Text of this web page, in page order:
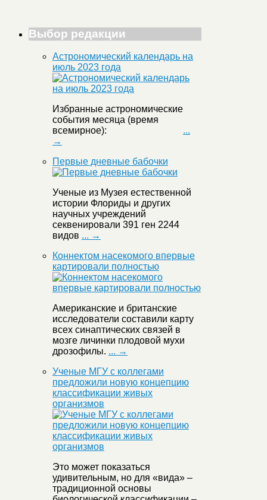
Выбор редакции
Астрономический календарь на
июль 2023 года
Избранные астрономические
события месяца (время
всемирное): ...
→
Первые дневные бабочки
Ученые из Музея естественной
истории Флориды и других
научных учреждений
секвенировали 391 ген 2244
видов ... →
Коннектом насекомого впервые
картировали полностью
Американские и британские
исследователи составили карту
всех синаптических связей в
мозге личинки плодовой мухи
дрозофилы. ... →
Ученые МГУ с коллегами
предложили новую концепцию
классификации живых
организмов
Это может показаться
удивительным, но для «вида» –
традиционной основы